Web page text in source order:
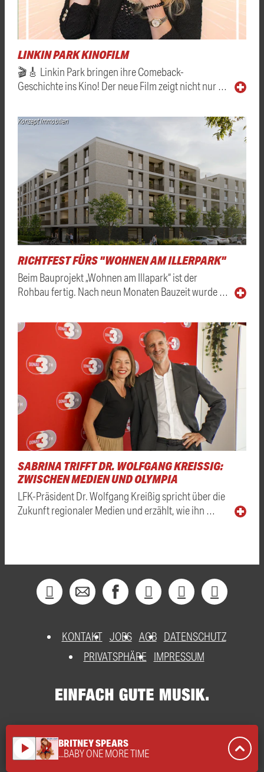
LINKIN PARK KINOFILM
🎬🎸 Linkin Park bringen ihre Comeback-
Geschichte ins Kino! Der neue Film zeigt nicht nur …
Konzept Immobilien
RICHTFEST FÜRS "WOHNEN AM ILLERPARK"
Beim Bauprojekt „Wohnen am Illapark“ ist der
Rohbau fertig. Nach neun Monaten Bauzeit wurde …
SABRINA TRIFFT DR. WOLFGANG KREISSIG: Z
WISCHEN MEDIEN UND OLYMPIA
LFK-Präsident Dr. Wolfgang Kreißig spricht über die
Zukunft regionaler Medien und erzählt, wie ihn …
KONTAKT JOBS AGB DATENSCHUTZ
PRIVATSPHÄRE
IMPRESSUM
play_arrow BRITNEY SPEARS
...BABY ONE MORE TIME